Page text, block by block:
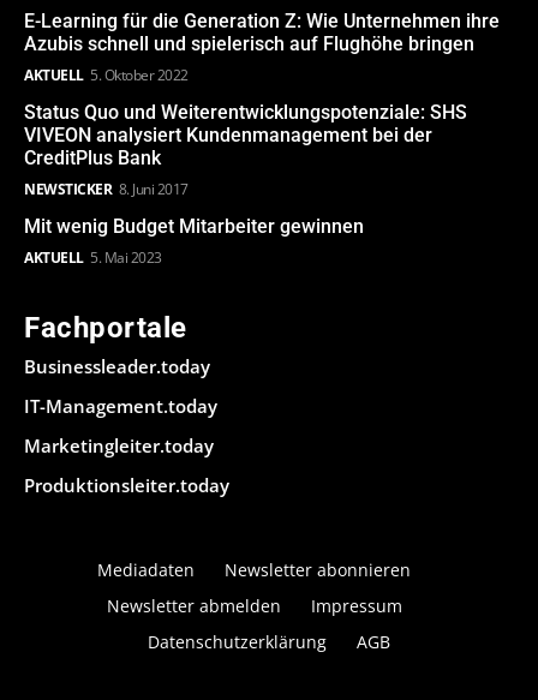
E-Learning für die Generation Z: Wie Unternehmen ihre
Azubis schnell und spielerisch auf Flughöhe bringen
AKTUELL 5. Oktober 2022
Status Quo und Weiterentwicklungspotenziale: SHS
VIVEON analysiert Kundenmanagement bei der
CreditPlus Bank
NEWSTICKER 8. Juni 2017
Mit wenig Budget Mitarbeiter gewinnen
AKTUELL 5. Mai 2023
Fachportale
Businessleader.today
IT-Management.today
Marketingleiter.today
Produktionsleiter.today
Mediadaten
Newsletter abonnieren
Newsletter abmelden
Impressum
Datenschutzerklärung
AGB